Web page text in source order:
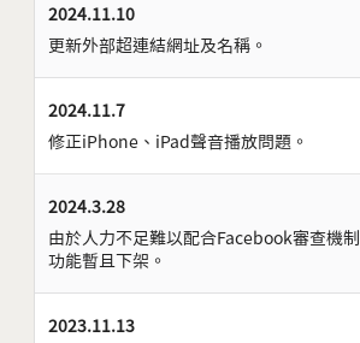
2024.11.10
更新外部超連結網址及名稱。
2024.11.7
修正iPhone、iPad聲音播放問題。
2024.3.28
由於人力不足難以配合Facebook審查機
功能暫且下架。
2023.11.13